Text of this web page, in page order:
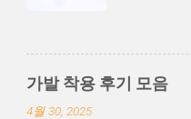
가발 중
감에 감
자연스
가발 착용 후기 모음
4월 30, 2025